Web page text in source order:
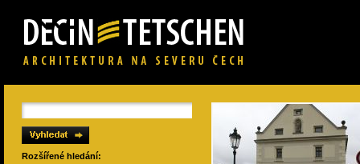
Rozšířené hledání: